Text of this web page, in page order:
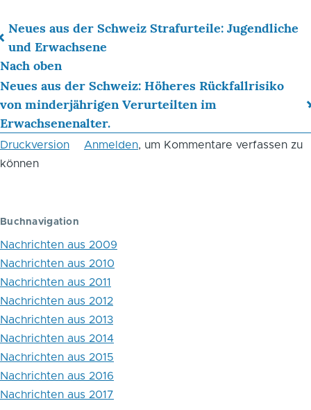
Links
für
das
Blättern
im
Buch
Rückgang
der
Jugendgewalt
in
den
USA
zwischen
1980
Neues aus der Schweiz Strafurteile: Jugendliche
und Erwachsene
Nach oben
Neues aus der Schweiz: Höheres Rückfallrisiko
von minderjährigen Verurteilten im
Erwachsenenalter.
Druckversion Anmelden, um Kommentare verfassen zu
können
Buchnavigation
Nachrichten aus 2009
Nachrichten aus 2010
Nachrichten aus 2011
Nachrichten aus 2012
Nachrichten aus 2013
Nachrichten aus 2014
Nachrichten aus 2015
Nachrichten aus 2016
Nachrichten aus 2017